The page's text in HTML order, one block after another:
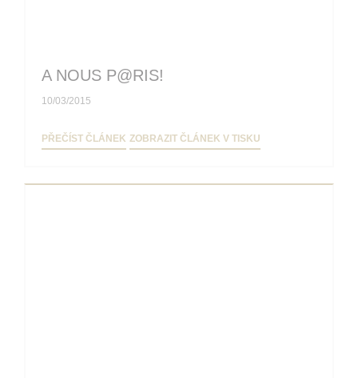
A NOUS P@RIS!
10/03/2015
PŘEČÍST ČLÁNEK ((OTEVŘE SE V NOVÉM OKNĚ))
ZOBRAZIT ČLÁNEK V TISKU